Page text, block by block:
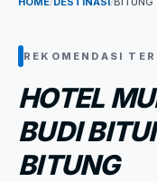
REKOMENDASI
HOTEL
BUDI
BITUNG